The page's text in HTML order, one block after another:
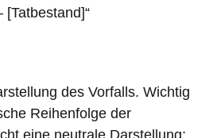
[Tatbestand]“
des Vorfalls. Wichtig
Reihenfolge der